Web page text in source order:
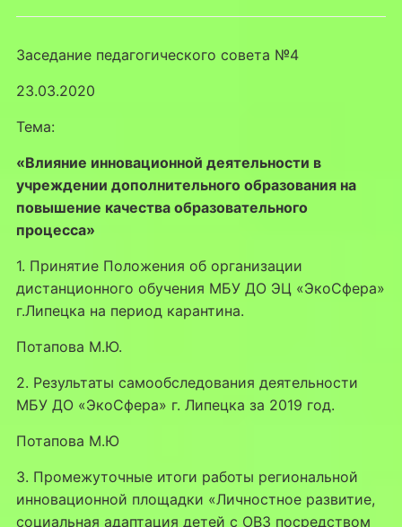
Заседание педагогического совета №4
23.03.2020
Тема:
«Влияние инновационной деятельности в
учреждении дополнительного образования на
повышение качества образовательного
процесса»
1. Принятие Положения об организации
дистанционного обучения МБУ ДО ЭЦ «ЭкоСфера»
г.Липецка на период карантина.
Потапова М.Ю.
2. Результаты самообследования деятельности
МБУ ДО «ЭкоСфера» г. Липецка за 2019 год.
Потапова М.Ю
3. Промежуточные итоги работы региональной
инновационной площадки «Личностное развитие,
социальная адаптация детей с ОВЗ посредством